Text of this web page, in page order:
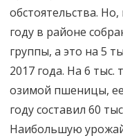
обстоятельства.
году в районе
группы, а это на 5
2017 года. На 6 тыс.
озимой пшеницы,
году составил 60
Наибольшую